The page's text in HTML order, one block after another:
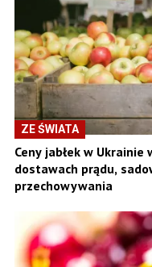
ZE ŚWIATA
Ceny jabłek w
dostawach prądu,
przechowywania